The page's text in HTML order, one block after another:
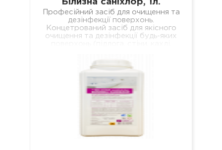
Білизна саніхлор, 1л.
Професійний засіб для очищення та
дезінфекції поверхонь.
Концетрований засіб для якісного
очищення та дезінфекції будь-яких
піддони тощо). Засіб якісно…